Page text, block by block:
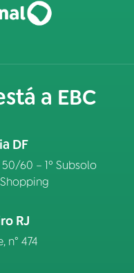
a EBC
DF
60 – 1º Subsolo
RJ
n° 474